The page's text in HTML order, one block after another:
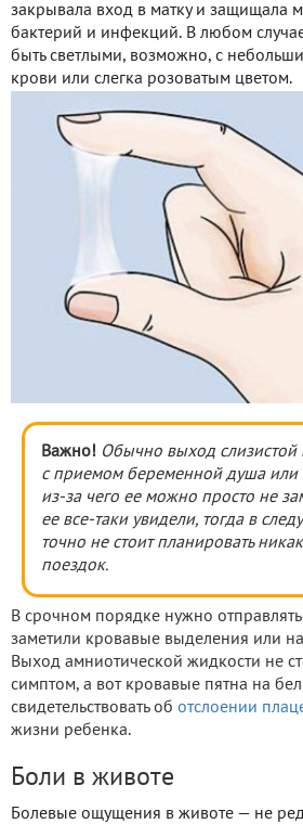
закрывала вход в матку и защищала
бактерий и инфекций. В любом
быть светлыми, возможно, с
крови или слегка розоватым цветом.
Важно! Обычно выход слизистой
с приемом беременной душа или
из-за чего ее можно просто не
ее все-таки увидели, тогда в
точно не стоит планировать
поездок.
В срочном порядке нужно
заметили кровавые выделения или
Выход амниотической жидкости не
симптом, а вот кровавые пятна на
свидетельствовать об отслоении
жизни ребенка.
Боли в животе
Болевые ощущения в животе — не